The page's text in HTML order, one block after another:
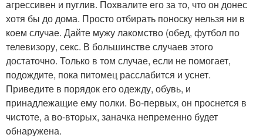
агрессивен и пуглив. Похвалите его за то, что он донес
хотя бы до дома. Просто отбирать поноску нельзя ни в
коем случае. Дайте мужу лакомство (обед, футбол по
телевизору, секс. В большинстве случаев этого
достаточно. Только в том случае, если не помогает,
подождите, пока питомец расслабится и уснет.
Приведите в порядок его одежду, обувь, и
принадлежащие ему полки. Во-первых, он проснется в
чистоте, а во-вторых, заначка непременно будет
обнаружена.